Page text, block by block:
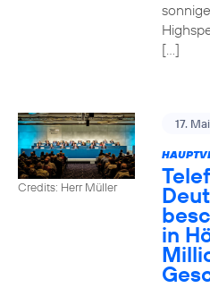
[…]
Credits: Herr Müller
17.
in